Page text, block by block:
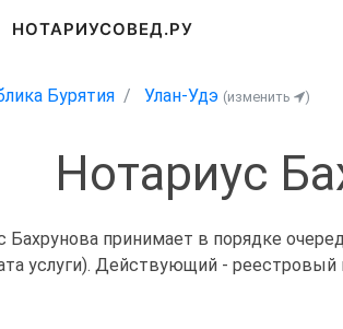
НОТАРИУСОВЕД.РУ
Бурятия Улан-Удэ (изменить )
Нотариус
Бахрунова принимает в порядке
услуги). Действующий -